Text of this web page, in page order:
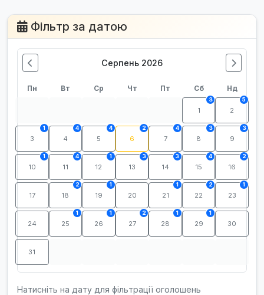
Фільтр за датою
Серпень 2026
Пн Вт Ср Чт Пт Сб Нд
1
3
2
5
3
1
4
4
5
4
6
2
7
4
8
3
9
3
10
1
11
4
12
1
13
3
14
3
15
4
16
2
17 18
2
19
1
20 21
1
22
2
23
1
24 25
1
26
1
27
2
28
1
29
1
30
31
Натисніть на дату для фільтрації оголошень